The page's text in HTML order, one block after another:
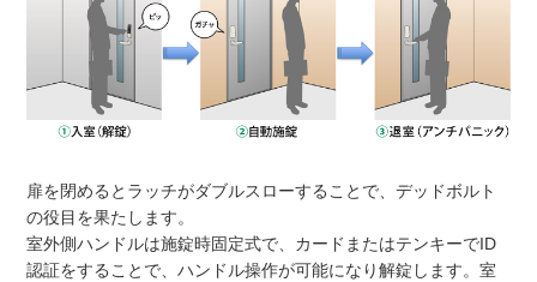
扉を閉めるとラッチがダブルスローすることで、デッドボルト
の役目を果たします。
室外側ハンドルは施錠時固定式で、カードまたはテンキーでID
認証をすることで、ハンドル操作が可能になり解錠します。室